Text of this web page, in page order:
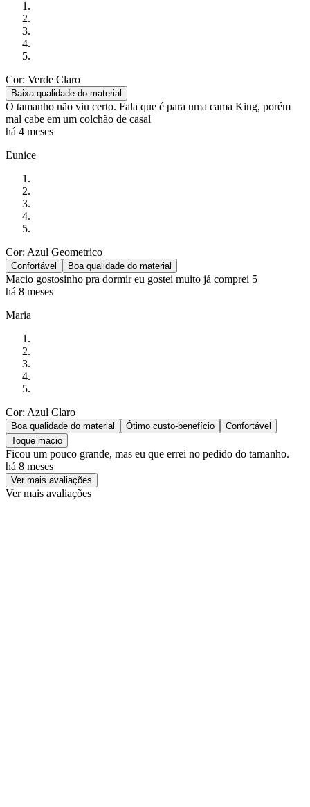
Cor: Verde Claro
Baixa qualidade do material
O tamanho não viu certo. Fala que é para uma cama King, porém
mal cabe em um colchão de casal
há 4 meses
Eunice
Cor: Azul Geometrico
Confortável Boa qualidade do material
Macio gostosinho pra dormir eu gostei muito já comprei 5
há 8 meses
Maria
Cor: Azul Claro
Boa qualidade do material Ótimo custo-benefício
Confortável
Toque macio
Ficou um pouco grande, mas eu que errei no pedido do tamanho.
há 8 meses
Ver mais avaliações
Ver mais avaliações